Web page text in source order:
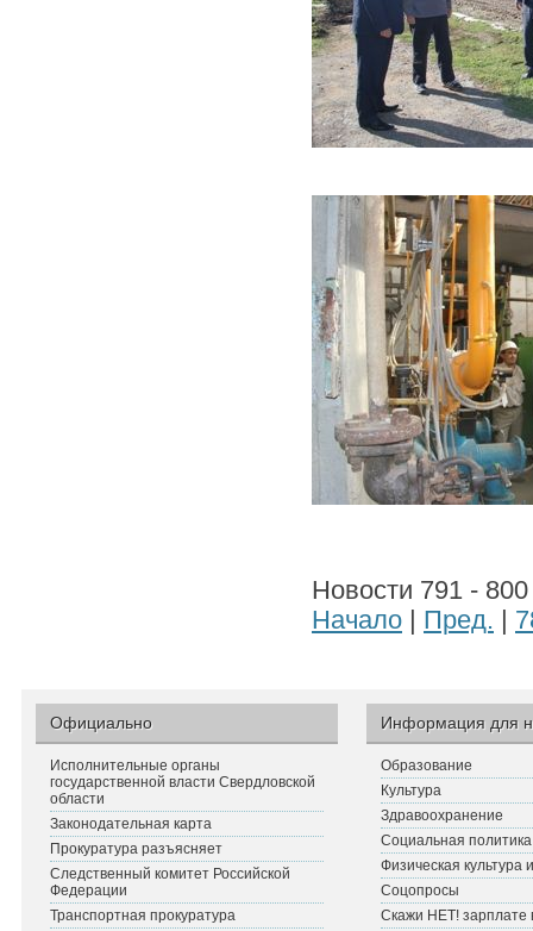
Новости 791 -
Начало
Пред.
Официально
Исполнительные органы
государственной власти Свердловской
области
Законодательная карта
Прокуратура разъясняет
Следственный комитет Российской
Федерации
Транспортная прокуратура
Информация для
Образование
Культура
Здравоохранение
Социальная политика
Физическая культура
Соцопросы
Скажи НЕТ! зарплате